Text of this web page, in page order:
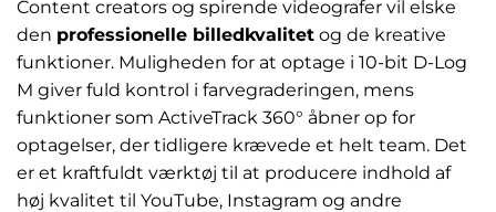
Content creators og spirende videografer vil elske
den professionelle billedkvalitet og de kreative
funktioner. Muligheden for at optage i 10-bit D-Log
M giver fuld kontrol i farvegraderingen, mens
funktioner som ActiveTrack 360° åbner op for
optagelser, der tidligere krævede et helt team. Det
er et kraftfuldt værktøj til at producere indhold af
høj kvalitet til YouTube, Instagram og andre